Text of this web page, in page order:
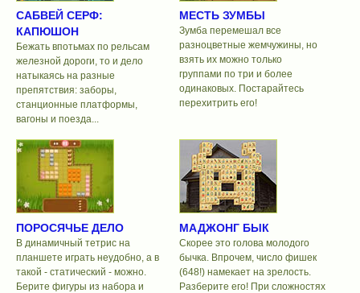
САБВЕЙ СЕРФ:
КАПЮШОН
Бежать впотьмах по рельсам
железной дороги, то и дело
натыкаясь на разные
препятствия: заборы,
станционные платформы,
вагоны и поезда...
МЕСТЬ ЗУМБЫ
Зумба перемешал все
разноцветные жемчужины, но
взять их можно только
группами по три и более
одинаковых. Постарайтесь
перехитрить его!
ПОРОСЯЧЬЕ ДЕЛО
В динамичный тетрис на
планшете играть неудобно, а в
такой - статический - можно.
Берите фигуры из набора и
МАДЖОНГ БЫК
Скорее это голова молодого
бычка. Впрочем, число фишек
(648!) намекает на зрелость.
Разберите его! При сложностях